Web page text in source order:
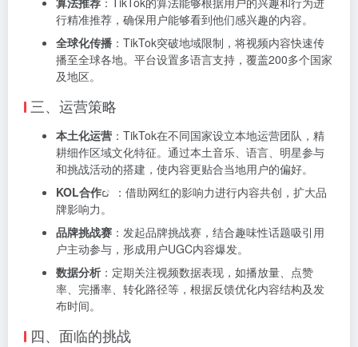
行精准推荐，确保用户能够看到他们感兴趣的内容。
全球化传播 ：TikTok突破地域限制，将视频内容快速传
播至全球各地。平台设置多语言支持，覆盖200多个国家
及地区。
三、运营策略
本土化运营 ：TikTok在不同国家设立本地运营团队，精
耕细作区域文化特征。通过本土音乐、语言、明星参与
和挑战活动的搭建，使内容更贴合当地用户的偏好。
KOL合作
：借助网红的影响力进行内容共创，扩大品
牌影响力。
品牌挑战赛 ：发起品牌挑战赛，结合趣味性话题吸引用
户主动参与，形成用户UGC内容爆发。
数据分析 ：定期关注视频数据表现，如播放量、点赞
率、完播率、转化路径等，根据反馈优化内容结构及发
布时间。
四、面临的挑战